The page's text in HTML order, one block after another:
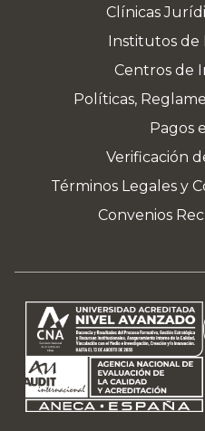
Clínicas
Institutos de
Centros de
Políticas,
Pagos
Verificación
Términos Legales y
Convenios